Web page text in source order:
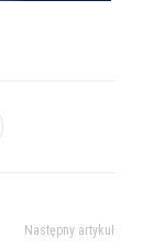
Następny artykuł